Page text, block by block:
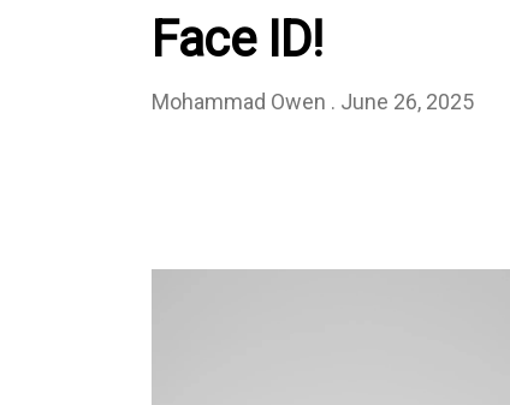
Face ID!
Mohammad Owen . June 26, 2025